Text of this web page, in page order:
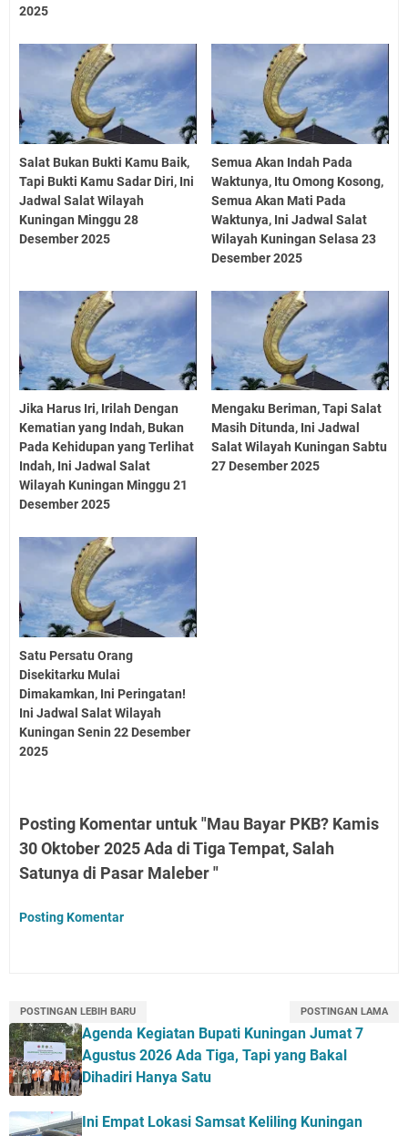
2025
Salat Bukan Bukti Kamu Baik,
Tapi Bukti Kamu Sadar Diri, Ini
Jadwal Salat Wilayah
Kuningan Minggu 28
Desember 2025
Semua Akan Indah Pada
Waktunya, Itu Omong Kosong,
Semua Akan Mati Pada
Waktunya, Ini Jadwal Salat
Wilayah Kuningan Selasa 23
Desember 2025
Jika Harus Iri, Irilah Dengan
Kematian yang Indah, Bukan
Pada Kehidupan yang Terlihat
Indah, Ini Jadwal Salat
Wilayah Kuningan Minggu 21
Desember 2025
Mengaku Beriman, Tapi Salat
Masih Ditunda, Ini Jadwal
Salat Wilayah Kuningan Sabtu
27 Desember 2025
Satu Persatu Orang
Disekitarku Mulai
Dimakamkan, Ini Peringatan!
Ini Jadwal Salat Wilayah
Kuningan Senin 22 Desember
2025
Posting Komentar untuk "Mau Bayar PKB? Kamis
30 Oktober 2025 Ada di Tiga Tempat, Salah
Satunya di Pasar Maleber "
Posting Komentar
POSTINGAN LEBIH BARU POSTINGAN LAMA
Agenda Kegiatan Bupati Kuningan Jumat 7
Agustus 2026 Ada Tiga, Tapi yang Bakal
Dihadiri Hanya Satu
Ini Empat Lokasi Samsat Keliling Kuningan